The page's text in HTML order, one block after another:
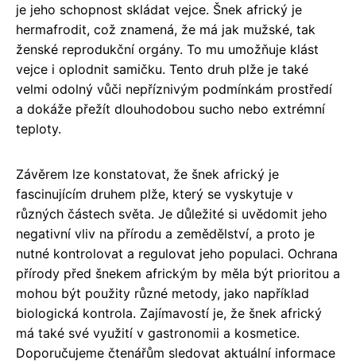
je jeho schopnost skládat vejce. Šnek africký je
hermafrodit, což znamená, že má jak mužské, tak
ženské reprodukční orgány. To mu umožňuje klást
vejce i oplodnit samičku. Tento druh plže je také
velmi odolný vůči nepříznivým podmínkám prostředí
a dokáže přežít dlouhodobou sucho nebo extrémní
teploty.
Závěrem lze konstatovat, že šnek africký je
fascinujícím druhem plže, který se vyskytuje v
různých částech světa. Je důležité si uvědomit jeho
negativní vliv na přírodu a zemědělství, a proto je
nutné kontrolovat a regulovat jeho populaci. Ochrana
přírody před šnekem africkým by měla být prioritou a
mohou být použity různé metody, jako například
biologická kontrola. Zajímavostí je, že šnek africký
má také své využití v gastronomii a kosmetice.
Doporučujeme čtenářům sledovat aktuální informace